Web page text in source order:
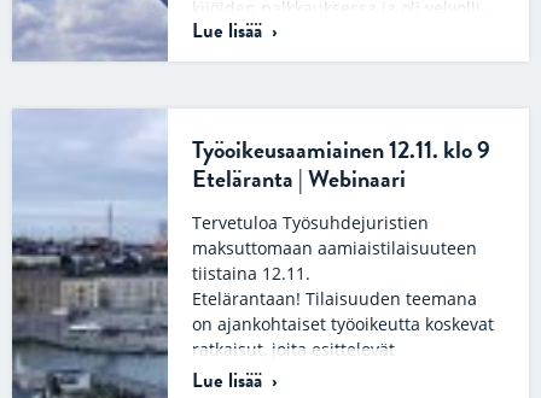
ki­jöi­den palk­kauk­ses­sa ja oli vel­vol­li­
nen suo­rit­ta­maan kah­del­le työn­te­ki­
jäl­leen mak­sa­mat­ta…
Lue lisää
Työoikeusaamiainen 12.11. klo 9
Eteläranta | Webinaari
Tervetuloa Työsuhdejuristien
maksuttomaan aamiaistilaisuuteen
tiistaina 12.11.
Etelärantaan! Tilaisuuden teemana
on ajankohtaiset työoikeutta koskevat
ratkaisut, joita esittelevät
työsuhdejuristimme Emma ja Elina.
Lue lisää